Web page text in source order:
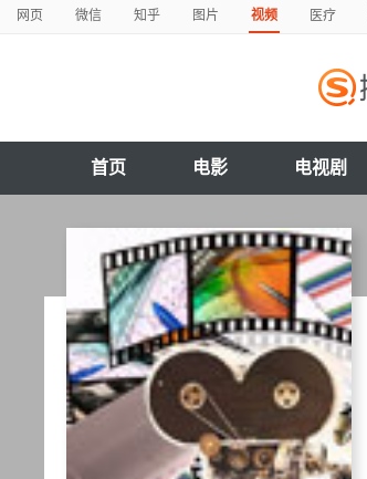
网页 微信 知乎 图片 视频 医疗
首页 电影 电视剧